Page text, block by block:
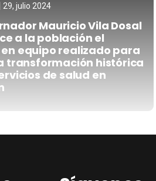
29, julio 2024
Mauricio Vila Dosal
a la población el
equipo realizado para
transformación histórica
de salud en